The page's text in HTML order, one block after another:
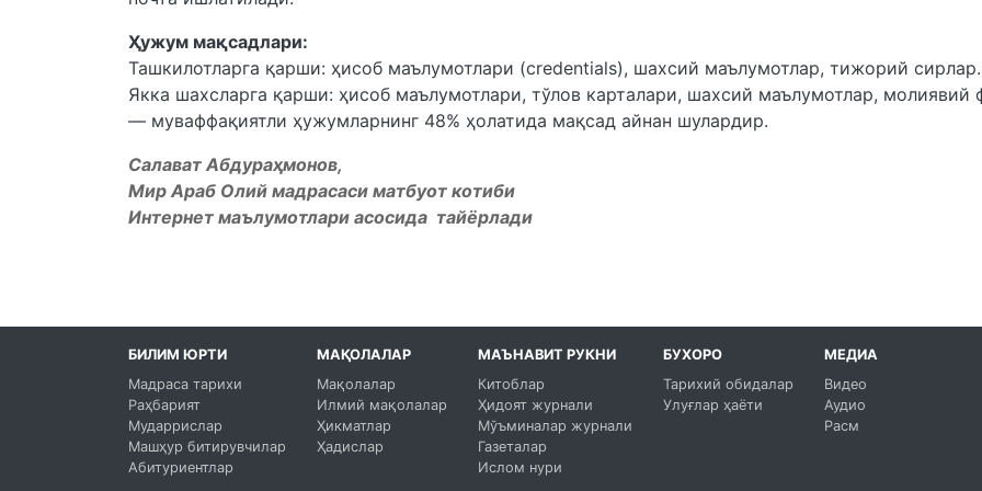
Ҳужум мақсадлари:
Ташкилотларга қарши: ҳисоб маълумотлари (credentials), шахсий маълумотлар, тижорий сирлар.
Якка шахсларга қарши: ҳисоб маълумотлари, тўлов карталари, шахсий маълумотлар, молиявий
— муваффақиятли ҳужумларнинг 48% ҳолатида мақсад айнан шулардир.
Салават Абдураҳмонов,
Мир Араб Олий мадрасаси матбуот котиби
Интернет маълумотлари асосида тайёрлади
БИЛИМ ЮРТИ
Мадраса тарихи
Раҳбарият
Мударрислар
Машҳур битирувчилар
Абитуриентлар
МАҚОЛАЛАР
Мақолалар
Илмий мақолалар
Ҳикматлар
Ҳадислар
МАЪНАВИТ РУКНИ
Китоблар
Ҳидоят журнали
Мўъминалар журнали
Газеталар
Ислом нури
БУХОРО
Тарихий обидалар
Улуғлар ҳаёти
МЕДИА
Видео
Аудио
Расм